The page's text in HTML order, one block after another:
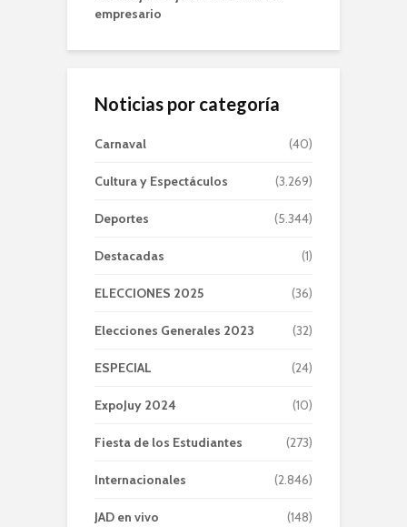
empresario
Noticias por categoría
Carnaval (40)
Cultura y Espectáculos (3.269)
Deportes (5.344)
Destacadas (1)
ELECCIONES 2025 (36)
Elecciones Generales 2023 (32)
ESPECIAL (24)
ExpoJuy 2024 (10)
Fiesta de los Estudiantes (273)
Internacionales (2.846)
JAD en vivo (148)